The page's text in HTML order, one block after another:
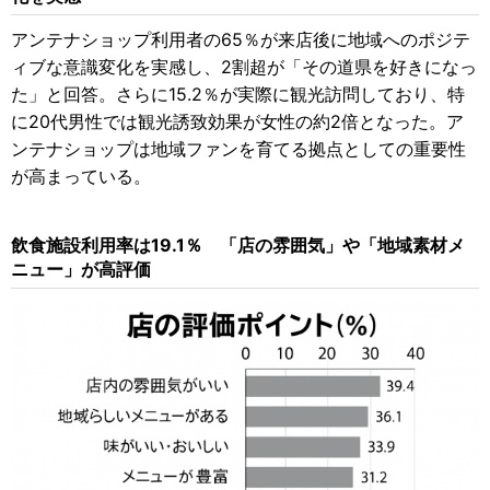
アンテナショップ利用者の65％が来店後に地域へのポジテ
ィブな意識変化を実感し、2割超が「その道県を好きになっ
た」と回答。さらに15.2％が実際に観光訪問しており、特
に20代男性では観光誘致効果が女性の約2倍となった。ア
ンテナショップは地域ファンを育てる拠点としての重要性
が高まっている。
飲食施設利用率は19.1％ 「店の雰囲気」や「地域素材メ
ニュー」が高評価